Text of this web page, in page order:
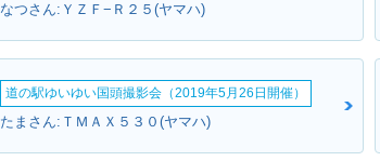
なつさん:ＹＺＦ−Ｒ２５(ヤマハ)
道の駅ゆいゆい国頭撮影会（2019年5月26日開催）
たまさん:ＴＭＡＸ５３０(ヤマハ)